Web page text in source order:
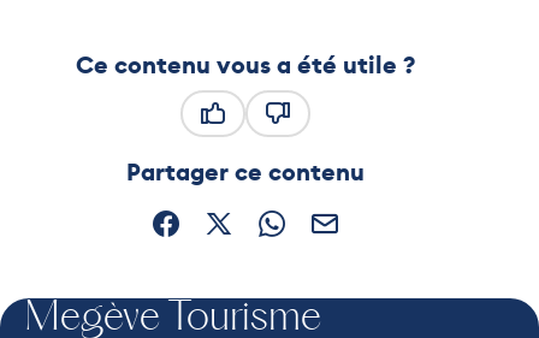
Ce contenu vous a été utile ?
Partager ce contenu
Partager sur Facebook (nouvelle fenêtre)
Partager sur X / Twitter (nouvelle
Partager sur WhatsApp
Partager par mail
Megève Tourisme